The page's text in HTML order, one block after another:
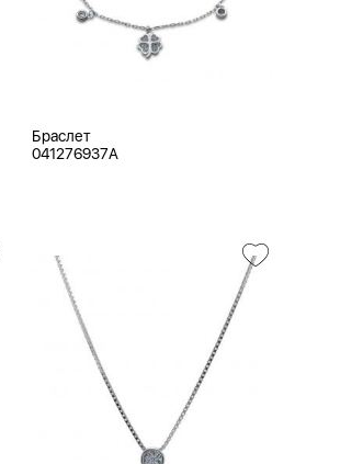
Браслет
041276937A